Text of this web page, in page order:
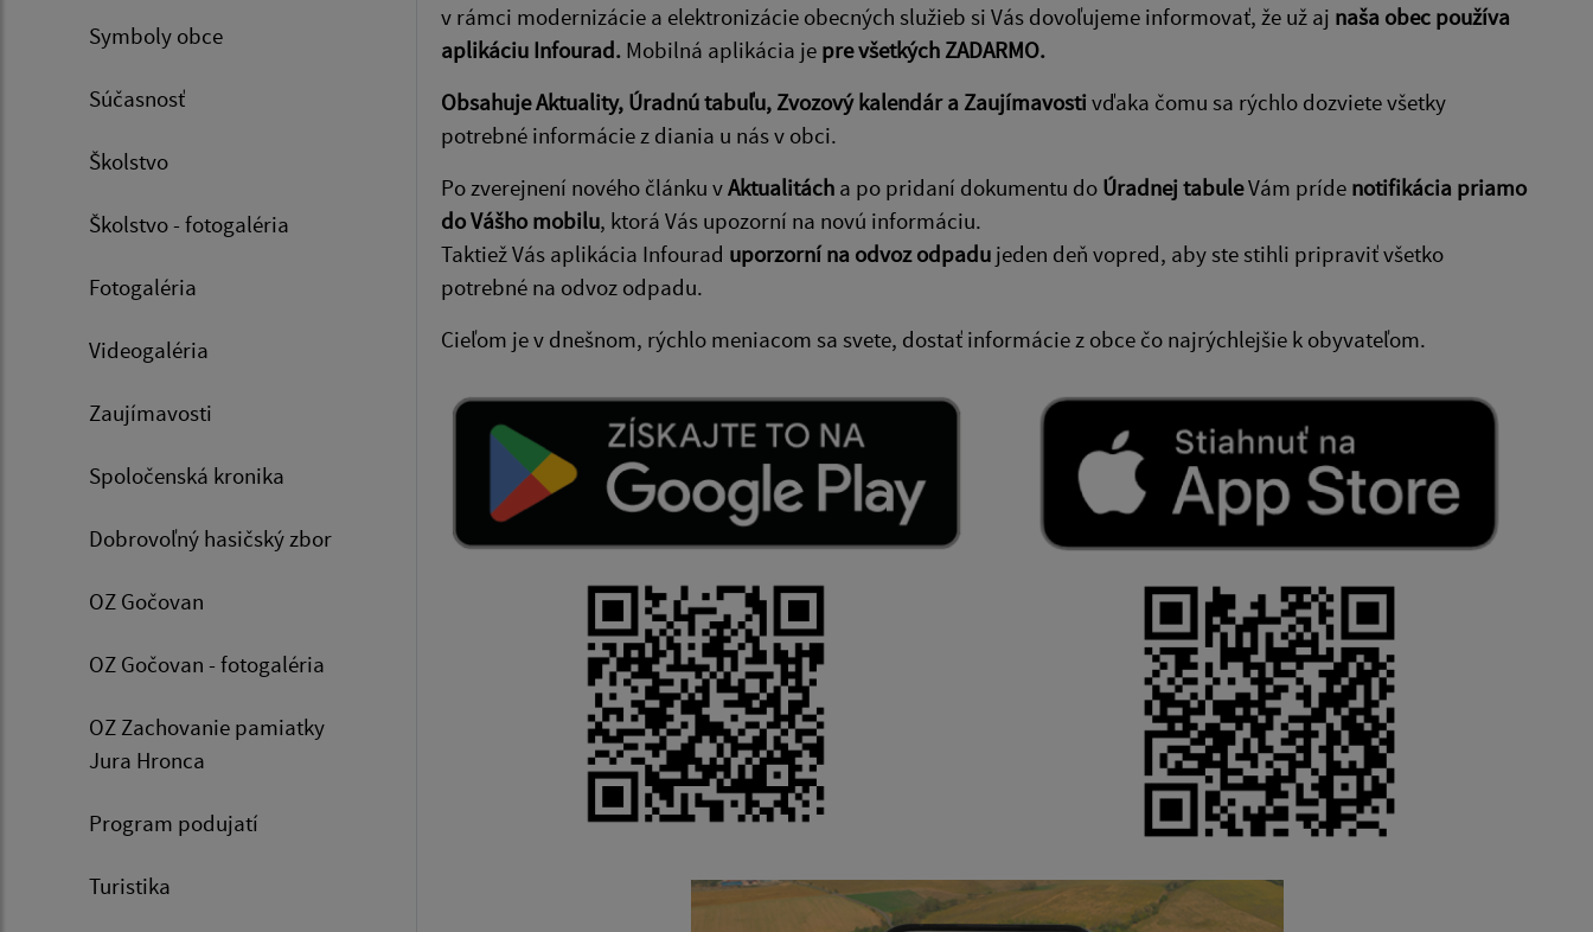
Symboly obce
Súčasnosť
Školstvo
Školstvo - fotogaléria
Fotogaléria
Videogaléria
Zaujímavosti
Spoločenská kronika
Dobrovoľný hasičský zbor
OZ Gočovan
OZ Gočovan - fotogaléria
OZ Zachovanie pamiatky
Jura Hronca
Program podujatí
Turistika
v rámci modernizácie a elektronizácie obecných služieb si Vás dovoľujeme informovať, že už aj naša obec používa
aplikáciu Infourad. Mobilná aplikácia je pre všetkých ZADARMO.
Obsahuje Aktuality, Úradnú tabuľu, Zvozový kalendár a Zaujímavosti vďaka čomu sa rýchlo dozviete všetky
potrebné informácie z diania u nás v obci.
Po zverejnení nového článku vAktualitách a po pridaní dokumentu do Úradnej tabuleVám príde notifikácia priamo
do Vášho mobilu, ktorá Vás upozorní na novú informáciu.
Taktiež Vás aplikácia Infourad uporzorní na odvoz odpadu jeden deň vopred, aby ste stihli pripraviť všetko
potrebné na odvoz odpadu.
Cieľom je v dnešnom, rýchlo meniacom sa svete, dostať informácie z obce čo najrýchlejšie k obyvateľom.